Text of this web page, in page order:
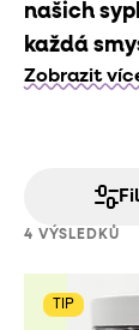
našich
každá
Zobrazit
4 VÝSLEDKŮ
TIP